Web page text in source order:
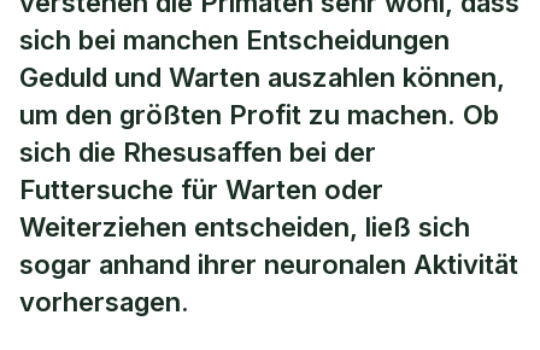
sich bei manchen Entscheidungen
Geduld und Warten auszahlen können,
um den größten Profit zu machen. Ob
sich die Rhesusaffen bei der
Futtersuche für Warten oder
Weiterziehen entscheiden, ließ sich
sogar anhand ihrer neuronalen Aktivität
vorhersagen.